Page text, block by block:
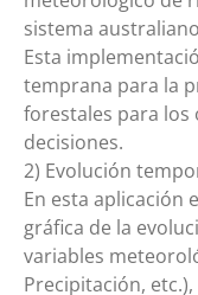
sistema
Esta
temprana para la
forestales para
decisiones.
2) Evolución
En esta aplicación
gráfica de la
variables
Precipitación,